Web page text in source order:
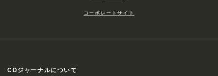
コーポレートサイト
CDジャーナルについて